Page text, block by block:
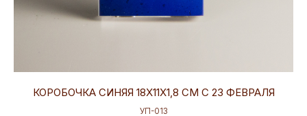
КОРОБОЧКА СИНЯЯ 18Х11Х1,8 СМ С 23 ФЕВРАЛЯ
УП-013